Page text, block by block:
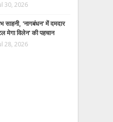
30, 2026
साहनी, 'नागबंधन' में दमदार
मेगा विलेन' की पहचान
28, 2026